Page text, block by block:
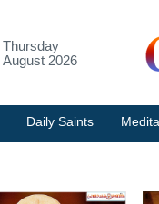
Thursday
August 2026
Daily Saints